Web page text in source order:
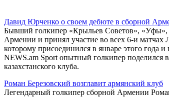
Давид Юрченко о своем дебюте в сборной
Бывший голкипер «Крыльев Советов»,
Армении и принял участие во всех 6-и
которому присоединился в январе этого года
NEWS.am Sport опытный голкипер поделился
казахстанского клуба.
Роман Березовский возглавит армянский клуб
Легендарный голкипер сборной Армении